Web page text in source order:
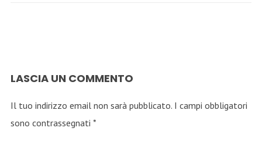
LASCIA UN COMMENTO
Il tuo indirizzo email non sarà pubblicato. I campi obbligatori
sono contrassegnati *